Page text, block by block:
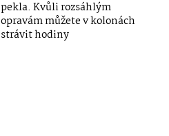
pekla. Kvůli rozsáhlým
opravám můžete v kolonách
strávit hodiny